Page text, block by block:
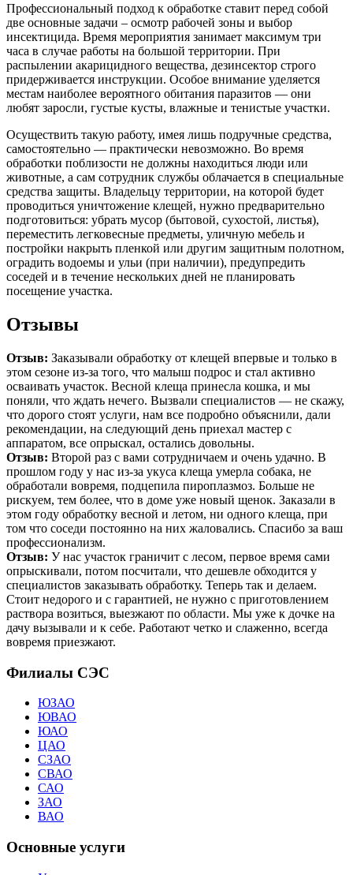
Профессиональный подход к обработке ставит перед собой
две основные задачи – осмотр рабочей зоны и выбор
инсектицида. Время мероприятия занимает максимум три
часа в случае работы на большой территории. При
распылении акарицидного вещества, дезинсектор строго
придерживается инструкции. Особое внимание уделяется
местам наиболее вероятного обитания паразитов — они
любят заросли, густые кусты, влажные и тенистые участки.
Осуществить такую работу, имея лишь подручные средства,
самостоятельно — практически невозможно. Во время
обработки поблизости не должны находиться люди или
животные, а сам сотрудник службы облачается в специальные
средства защиты. Владельцу территории, на которой будет
проводиться уничтожение клещей, нужно предварительно
подготовиться: убрать мусор (бытовой, сухостой, листья),
переместить легковесные предметы, уличную мебель и
постройки накрыть пленкой или другим защитным полотном,
оградить водоемы и ульи (при наличии), предупредить
соседей и в течение нескольких дней не планировать
посещение участка.
Отзывы
Отзыв: Заказывали обработку от клещей впервые и только в
этом сезоне из-за того, что малыш подрос и стал активно
осваивать участок. Весной клеща принесла кошка, и мы
поняли, что ждать нечего. Вызвали специалистов — не скажу,
что дорого стоят услуги, нам все подробно объяснили, дали
рекомендации, на следующий день приехал мастер с
аппаратом, все опрыскал, остались довольны.
Отзыв: Второй раз с вами сотрудничаем и очень удачно. В
прошлом году у нас из-за укуса клеща умерла собака, не
обработали вовремя, подцепила пироплазмоз. Больше не
рискуем, тем более, что в доме уже новый щенок. Заказали в
этом году обработку весной и летом, ни одного клеща, при
том что соседи постоянно на них жаловались. Спасибо за ваш
профессионализм.
Отзыв: У нас участок граничит с лесом, первое время сами
опрыскивали, потом посчитали, что дешевле обходится у
специалистов заказывать обработку. Теперь так и делаем.
Стоит недорого и с гарантией, не нужно с приготовлением
раствора возиться, выезжают по области. Мы уже к дочке на
дачу вызывали и к себе. Работают четко и слаженно, всегда
вовремя приезжают.
Филиалы СЭС
ЮЗАО
ЮВАО
ЮАО
ЦАО
СЗАО
СВАО
САО
ЗАО
ВАО
Основные услуги